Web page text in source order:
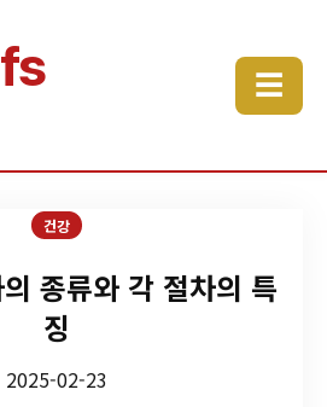
☰
건강
종류와 각 절차의 특
징
2025-02-23